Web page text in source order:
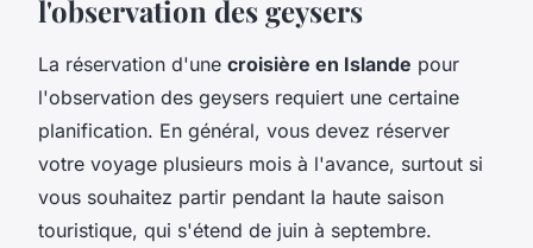
l'observation des geysers
La réservation d'une croisière en Islande pour
l'observation des geysers requiert une certaine
planification. En général, vous devez réserver
votre voyage plusieurs mois à l'avance, surtout si
vous souhaitez partir pendant la haute saison
touristique, qui s'étend de juin à septembre.